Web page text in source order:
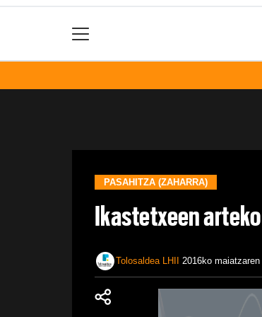
PASAHITZA (ZAHARRA)
Ikastetxeen
Tolosaldea LHII 2016ko maiatzaren